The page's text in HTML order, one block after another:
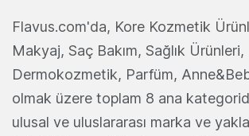
Flavus.com'da, Kore Kozmetik
Makyaj, Saç Bakım, Sağlık Ürünleri,
Dermokozmetik, Parfüm,
olmak üzere toplam 8 ana
ulusal ve uluslararası marka ve